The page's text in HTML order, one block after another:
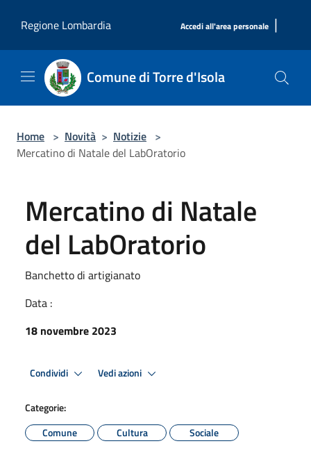
Regione Lombardia
Accedi all'area personale |
Comune di Torre d'Isola
Home > Novità > Notizie >
Mercatino di Natale del LabOratorio
Mercatino di Natale
del LabOratorio
Banchetto di artigianato
Data :
18 novembre 2023
Condividi Vedi azioni
Categorie:
Comune
Cultura Sociale